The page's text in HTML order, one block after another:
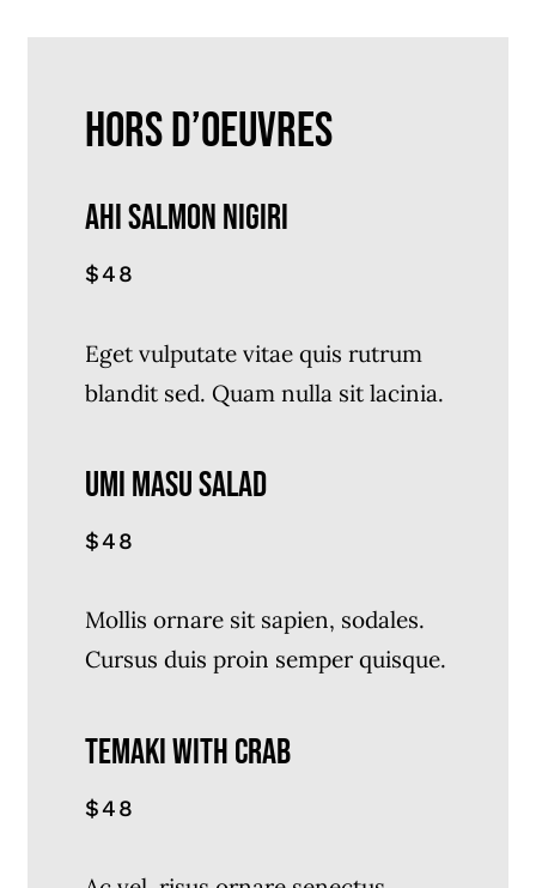
HORS D’OEUVRES
AHI SALMON NIGIRI
$48
Eget vulputate vitae quis rutrum
blandit sed. Quam nulla sit lacinia.
UMI MASU SALAD
$48
Mollis ornare sit sapien, sodales.
Cursus duis proin semper quisque.
TEMAKI WITH CRAB
$48